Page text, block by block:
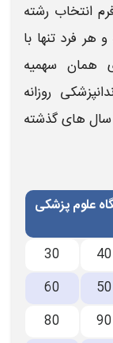
انتخاب رشته
هر فرد تنها با
همان سهمیه
روزانه
سال های گذشته
علوم پزشکی
40
30
50
60
90
80